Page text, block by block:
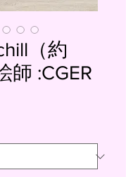
（約
師 :CGER